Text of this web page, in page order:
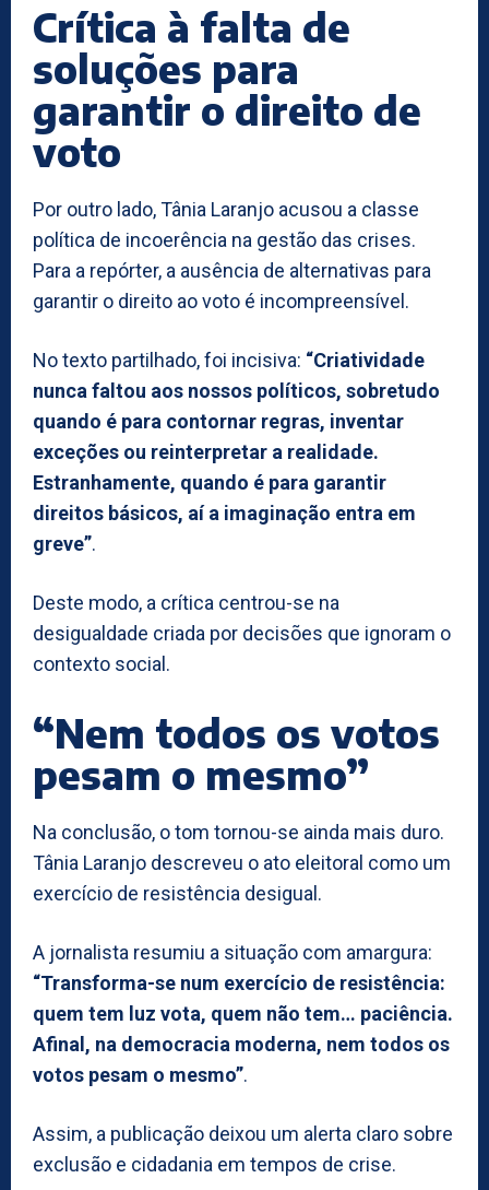
Crítica à falta de
soluções para
garantir o direito de
voto
Por outro lado, Tânia Laranjo acusou a classe
política de incoerência na gestão das crises.
Para a repórter, a ausência de alternativas para
garantir o direito ao voto é incompreensível.
No texto partilhado, foi incisiva: “Criatividade
nunca faltou aos nossos políticos, sobretudo
quando é para contornar regras, inventar
exceções ou reinterpretar a realidade.
Estranhamente, quando é para garantir
direitos básicos, aí a imaginação entra em
greve”.
Deste modo, a crítica centrou-se na
desigualdade criada por decisões que ignoram o
contexto social.
“Nem todos os votos
pesam o mesmo”
Na conclusão, o tom tornou-se ainda mais duro.
Tânia Laranjo descreveu o ato eleitoral como um
exercício de resistência desigual.
A jornalista resumiu a situação com amargura:
“Transforma-se num exercício de resistência:
quem tem luz vota, quem não tem… paciência.
Afinal, na democracia moderna, nem todos os
votos pesam o mesmo”.
Assim, a publicação deixou um alerta claro sobre
exclusão e cidadania em tempos de crise.